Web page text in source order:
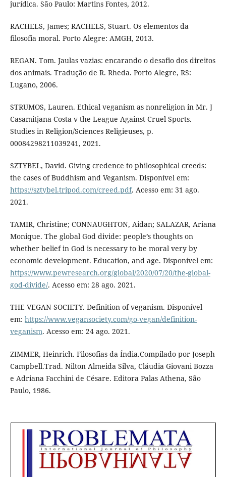
jurídica. São Paulo: Martins Fontes, 2012.
RACHELS, James; RACHELS, Stuart. Os elementos da
filosofia moral. Porto Alegre: AMGH, 2013.
REGAN. Tom. Jaulas vazias: encarando o desafio dos direitos
dos animais. Tradução de R. Rheda. Porto Alegre, RS:
Lugano, 2006.
STRUMOS, Lauren. Ethical veganism as nonreligion in Mr. J
Casamitjana Costa v the League Against Cruel Sports.
Studies in Religion/Sciences Religieuses, p.
00084298211039241, 2021.
SZTYBEL, David. Giving credence to philosophical creeds:
the cases of Buddhism and Veganism. Disponível em:
https://sztybel.tripod.com/creed.pdf. Acesso em: 31 ago.
2021.
TAMIR, Christine; CONNAUGHTON, Aidan; SALAZAR, Ariana
Monique. The global God divide: people’s thoughts on
whether belief in God is necessary to be moral very by
economic development. Education, and age. Disponível em:
https://www.pewresearch.org/global/2020/07/20/the-global-
god-divide/. Acesso em: 28 ago. 2021.
THE VEGAN SOCIETY. Definition of veganism. Disponível
em: https://www.vegansociety.com/go-vegan/definition-
veganism. Acesso em: 24 ago. 2021.
ZIMMER, Heinrich. Filosofias da Índia.Compilado por Joseph
Campbell.Trad. Nilton Almeida Silva, Cláudia Giovani Bozza
e Adriana Facchini de Césare. Editora Palas Athena, São
Paulo, 1986.